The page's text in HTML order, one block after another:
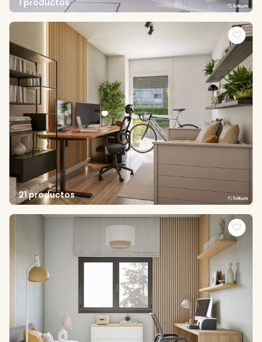
21 productos